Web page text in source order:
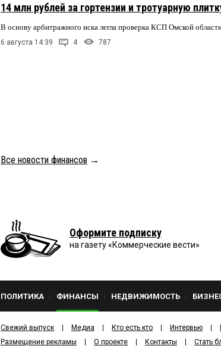
14 млн рублей за гортензии и тротуарную
В основу арбитражного иска легла проверка КСП Омской
6 августа 14:39 4 787
Все новости финансов →
Оформите подписку
на газету «Коммерческие вести»
ПОЛИТИКА ФИНАНСЫ НЕДВИЖИМОСТЬ
Свежий выпуск Медиа Кто есть кто Интервью
Размещение рекламы
О проекте Контакты Стать